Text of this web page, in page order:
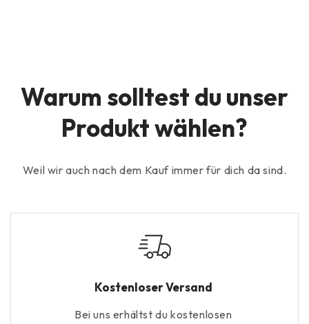
Warum solltest du unser
Produkt wählen?
Weil wir auch nach dem Kauf immer für dich da sind.
Kostenloser Versand
Bei uns erhältst du kostenlosen